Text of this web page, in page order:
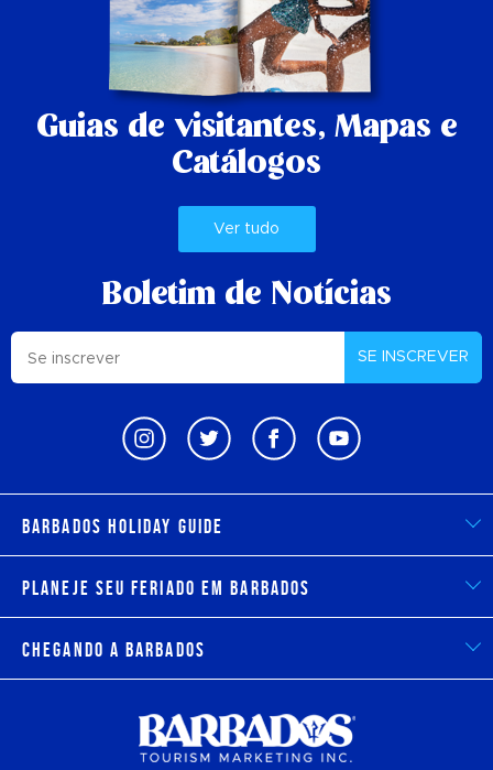
Guias de visitantes, Mapas e
Catálogos
Ver tudo
Boletim de Notícias
SE INSCREVER
Barbados Holiday Guide
Planeje seu feriado em Barbados
Chegando a Barbados